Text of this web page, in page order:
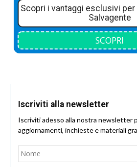
Scopri i vantaggi esclusivi per
Salvagente
SCOPRI
Iscriviti alla newsletter
Iscriviti adesso alla nostra newsletter
aggiornamenti, inchieste e materiali
Nome